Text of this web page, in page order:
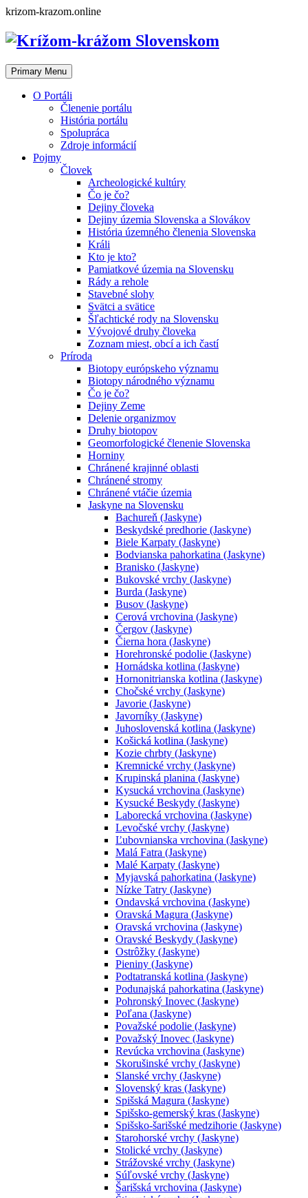
Skip
content
krizom-krazom.online
Primary Menu
O Portáli
Členenie portálu
História portálu
Spolupráca
Zdroje informácií
Pojmy
Človek
Archeologické kultúry
Čo je čo?
Dejiny človeka
Dejiny územia Slovenska a Slovákov
História územného členenia Slovenska
Králi
Kto je kto?
Pamiatkové územia na Slovensku
Rády a rehole
Stavebné slohy
Svätci a svätice
Šľachtické rody na Slovensku
Vývojové druhy človeka
Zoznam miest, obcí a ich častí
Príroda
Biotopy európskeho významu
Biotopy národného významu
Čo je čo?
Dejiny Zeme
Delenie organizmov
Druhy biotopov
Geomorfologické členenie Slovenska
Horniny
Chránené krajinné oblasti
Chránené stromy
Chránené vtáčie územia
Jaskyne na Slovensku
Bachureň (Jaskyne)
Beskydské predhorie (Jaskyne)
Biele Karpaty (Jaskyne)
Bodvianska pahorkatina (Jaskyne)
Branisko (Jaskyne)
Bukovské vrchy (Jaskyne)
Burda (Jaskyne)
Busov (Jaskyne)
Cerová vrchovina (Jaskyne)
Čergov (Jaskyne)
Čierna hora (Jaskyne)
Horehronské podolie (Jaskyne)
Hornádska kotlina (Jaskyne)
Hornonitrianska kotlina (Jaskyne)
Chočské vrchy (Jaskyne)
Javorie (Jaskyne)
Javorníky (Jaskyne)
Juhoslovenská kotlina (Jaskyne)
Košická kotlina (Jaskyne)
Kozie chrbty (Jaskyne)
Kremnické vrchy (Jaskyne)
Krupinská planina (Jaskyne)
Kysucká vrchovina (Jaskyne)
Kysucké Beskydy (Jaskyne)
Laborecká vrchovina (Jaskyne)
Levočské vrchy (Jaskyne)
Ľubovnianska vrchovina (Jaskyne)
Malá Fatra (Jaskyne)
Malé Karpaty (Jaskyne)
Myjavská pahorkatina (Jaskyne)
Nízke Tatry (Jaskyne)
Ondavská vrchovina (Jaskyne)
Oravská Magura (Jaskyne)
Oravská vrchovina (Jaskyne)
Oravské Beskydy (Jaskyne)
Ostrôžky (Jaskyne)
Pieniny (Jaskyne)
Podtatranská kotlina (Jaskyne)
Podunajská pahorkatina (Jaskyne)
Pohronský Inovec (Jaskyne)
Poľana (Jaskyne)
Považské podolie (Jaskyne)
Považský Inovec (Jaskyne)
Revúcka vrchovina (Jaskyne)
Skorušinské vrchy (Jaskyne)
Slanské vrchy (Jaskyne)
Slovenský kras (Jaskyne)
Spišská Magura (Jaskyne)
Spišsko-gemerský kras (Jaskyne)
Spišsko-šarišské medzihorie (Jaskyne)
Starohorské vrchy (Jaskyne)
Stolické vrchy (Jaskyne)
Strážovské vrchy (Jaskyne)
Súľovské vrchy (Jaskyne)
Šarišská vrchovina (Jaskyne)